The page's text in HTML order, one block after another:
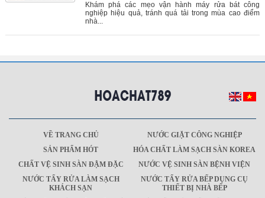
Khám phá các mẹo vận hành máy rửa bát công
nghiệp hiệu quả, tránh quá tải trong mùa cao điểm
nhà...
VỀ TRANG CHỦ
NƯỚC GIẶT CÔNG NGHIỆP
SẢN PHẨM HÓT
HÓA CHẤT LÀM SẠCH SÀN KOREA
CHẤT VỆ SINH SÀN ĐẬM ĐẶC
NƯỚC VỆ SINH SÀN BỆNH VIỆN
NƯỚC TẨY RỬA LÀM SẠCH
KHÁCH SẠN
NƯỚC TẨY RỬA BẾP DỤNG CỤ
THIẾT BỊ NHÀ BẾP